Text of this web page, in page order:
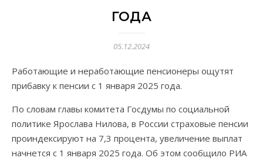
ГОДА
05.12.2024
Работающие и неработающие пенсионеры ощутят
прибавку к пенсии с 1 января 2025 года.
По словам главы комитета Госдумы по социальной
политике Ярослава Нилова, в России страховые пенсии
проиндексируют на 7,3 процента, увеличение выплат
начнется с 1 января 2025 года. Об этом сообщило РИА